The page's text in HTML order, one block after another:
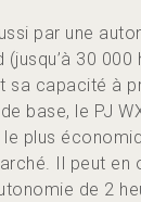
par une
(jusqu’à 30
sa capacité à
base, le PJ
plus
Il peut en
de 2